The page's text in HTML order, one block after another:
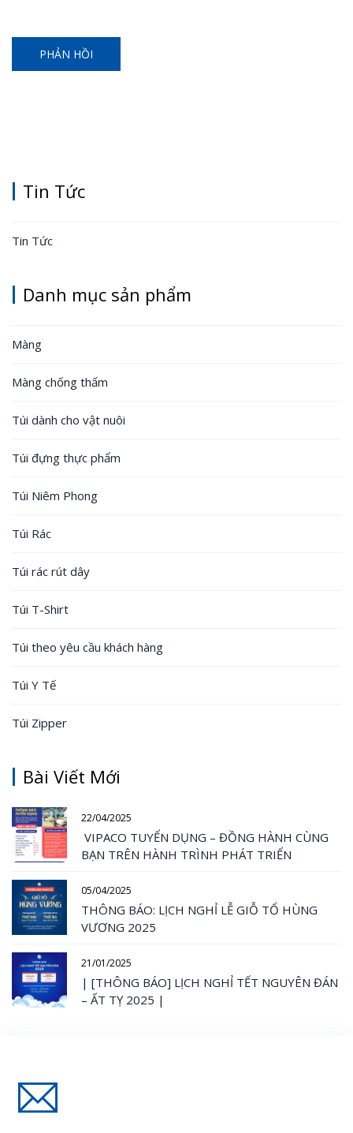
Tin Tức
Tin Tức
Danh mục sản phẩm
Màng
Màng chống thấm
Túi dành cho vật nuôi
Túi đựng thực phẩm
Túi Niêm Phong
Túi Rác
Túi rác rút dây
Túi T-Shirt
Túi theo yêu cầu khách hàng
Túi Y Tế
Túi Zipper
Bài Viết Mới
22/04/2025
VIPACO TUYỂN DỤNG – ĐỒNG HÀNH CÙNG
BẠN TRÊN HÀNH TRÌNH PHÁT TRIỂN
05/04/2025
THÔNG BÁO: LỊCH NGHỈ LỄ GIỖ TỔ HÙNG
VƯƠNG 2025
21/01/2025
| [THÔNG BÁO] LỊCH NGHỈ TẾT NGUYÊN ĐÁN
– ẤT TỴ 2025 |